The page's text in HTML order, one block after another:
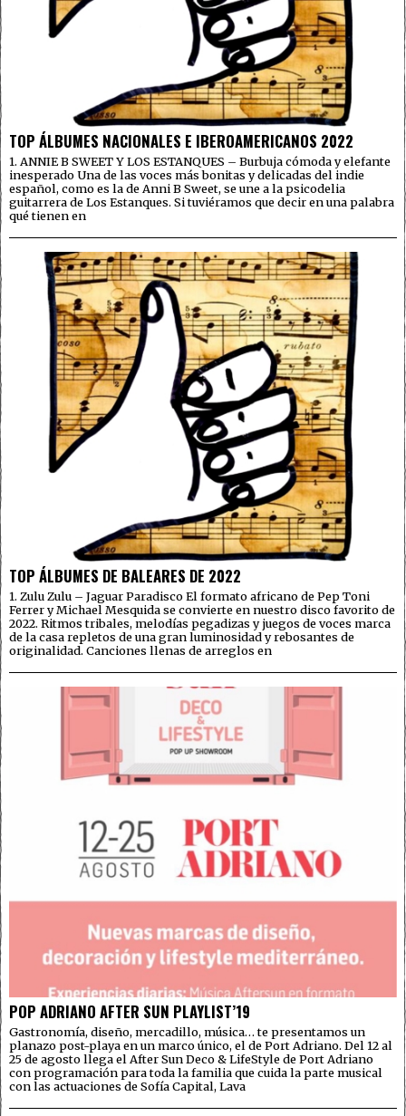
TOP ÁLBUMES NACIONALES E IBEROAMERICANOS 2022
1. ANNIE B SWEET Y LOS ESTANQUES – Burbuja cómoda y elefante
inesperado Una de las voces más bonitas y delicadas del indie
español, como es la de Anni B Sweet, se une a la psicodelia
guitarrera de Los Estanques. Si tuviéramos que decir en una palabra
qué tienen en
TOP ÁLBUMES DE BALEARES DE 2022
1. Zulu Zulu – Jaguar Paradisco El formato africano de Pep Toni
Ferrer y Michael Mesquida se convierte en nuestro disco favorito de
2022. Ritmos tribales, melodías pegadizas y juegos de voces marca
de la casa repletos de una gran luminosidad y rebosantes de
originalidad. Canciones llenas de arreglos en
POP ADRIANO AFTER SUN PLAYLIST’19
Gastronomía, diseño, mercadillo, música… te presentamos un
planazo post-playa en un marco único, el de Port Adriano. Del 12 al
25 de agosto llega el After Sun Deco & LifeStyle de Port Adriano
con programación para toda la familia que cuida la parte musical
con las actuaciones de Sofía Capital, Lava